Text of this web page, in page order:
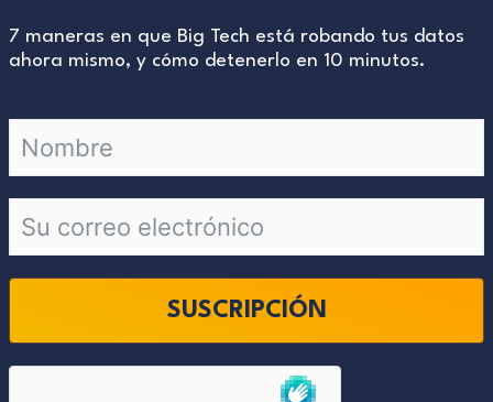
7 maneras en que Big Tech está robando tus datos
ahora mismo, y cómo detenerlo en 10 minutos.
SUSCRIPCIÓN